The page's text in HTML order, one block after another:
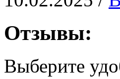
Отзывы:
Выберите